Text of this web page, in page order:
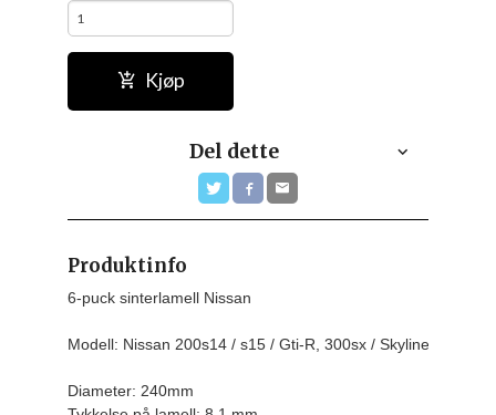
Kjøp
Del dette
Produktinfo
6-puck sinterlamell Nissan
Modell: Nissan 200s14 / s15 / Gti-R, 300sx / Skyline Mfl
Diameter: 240mm